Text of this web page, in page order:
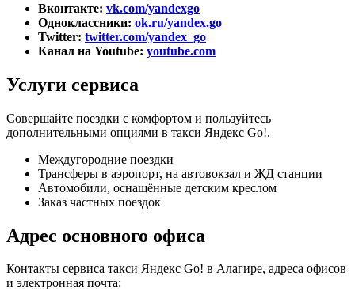
Вконтакте: vk.com/yandexgo
Одноклассники: ok.ru/yandex.go
Twitter: twitter.com/yandex_go
Канал на Youtube: youtube.com
Услуги сервиса
Совершайте поездки с комфортом и пользуйтесь
дополнительными опциями в такси Яндекс Go!.
Междугородние поездки
Трансферы в аэропорт, на автовокзал и ЖД станции
Автомобили, оснащённые детским креслом
Заказ частных поездок
Адрес основного офиса
Контакты сервиса такси Яндекс Go! в Алагире, адреса офисов
и электронная почта: